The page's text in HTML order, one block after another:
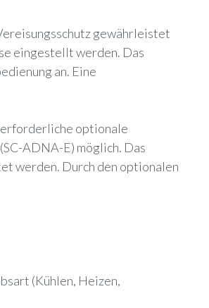
gewährleistet
eingestellt werden. Das
an. Eine
optionale
ADNA-E) möglich. Das
werden. Durch den optionalen
(Kühlen, Heizen,